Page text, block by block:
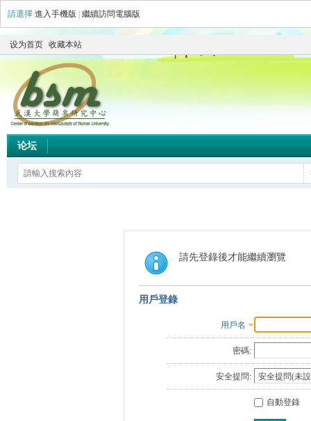
請選擇 進入手機版 繼續訪問電腦版
设为首页 收藏本站
论坛
請先登錄後才能繼續瀏覽
用戶登錄
用戶名
密碼:
安全提問:
自動登錄